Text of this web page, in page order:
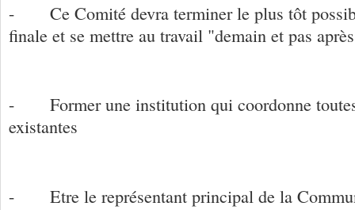
- Ce Comité devra terminer le plus tôt
finale et se mettre au travail "demain et pas
- Former une institution qui coordonne toutes
existantes
- Etre le représentant principal de la